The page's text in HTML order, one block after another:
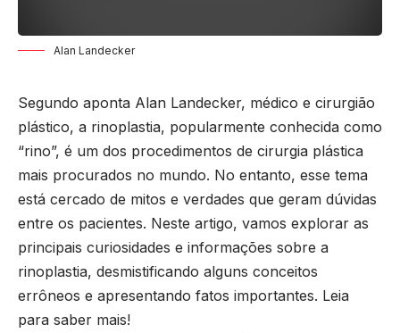
Alan Landecker
Segundo aponta Alan Landecker, médico e cirurgião
plástico, a rinoplastia, popularmente conhecida como
“rino”, é um dos procedimentos de cirurgia plástica
mais procurados no mundo. No entanto, esse tema
está cercado de mitos e verdades que geram dúvidas
entre os pacientes. Neste artigo, vamos explorar as
principais curiosidades e informações sobre a
rinoplastia, desmistificando alguns conceitos
errôneos e apresentando fatos importantes. Leia
para saber mais!